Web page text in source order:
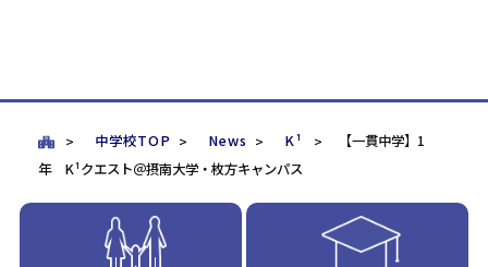
中学校TOP News K¹
【一貫中学】1
年 K¹クエスト＠摂南大学・枚方キャンパス